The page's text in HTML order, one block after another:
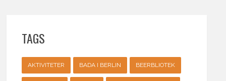
TAGS
AKTIVITETER BADA I BERLIN BEERBLIOTEK